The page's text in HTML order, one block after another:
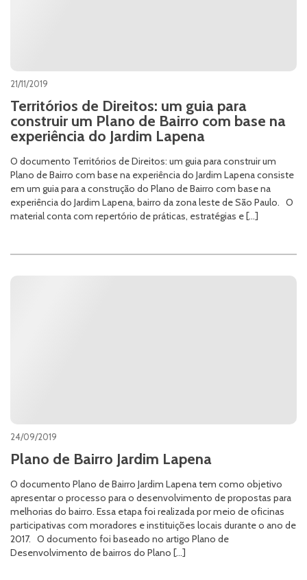
21/11/2019
Territórios de Direitos: um guia para
construir um Plano de Bairro com base na
experiência do Jardim Lapena
O documento Territórios de Direitos: um guia para construir um
Plano de Bairro com base na experiência do Jardim Lapena consiste
em um guia para a construção do Plano de Bairro com base na
experiência do Jardim Lapena, bairro da zona leste de São Paulo. O
material conta com repertório de práticas, estratégias e […]
24/09/2019
Plano de Bairro Jardim Lapena
O documento Plano de Bairro Jardim Lapena tem como objetivo
apresentar o processo para o desenvolvimento de propostas para
melhorias do bairro. Essa etapa foi realizada por meio de oficinas
participativas com moradores e instituições locais durante o ano de
2017. O documento foi baseado no artigo Plano de
Desenvolvimento de bairros do Plano […]